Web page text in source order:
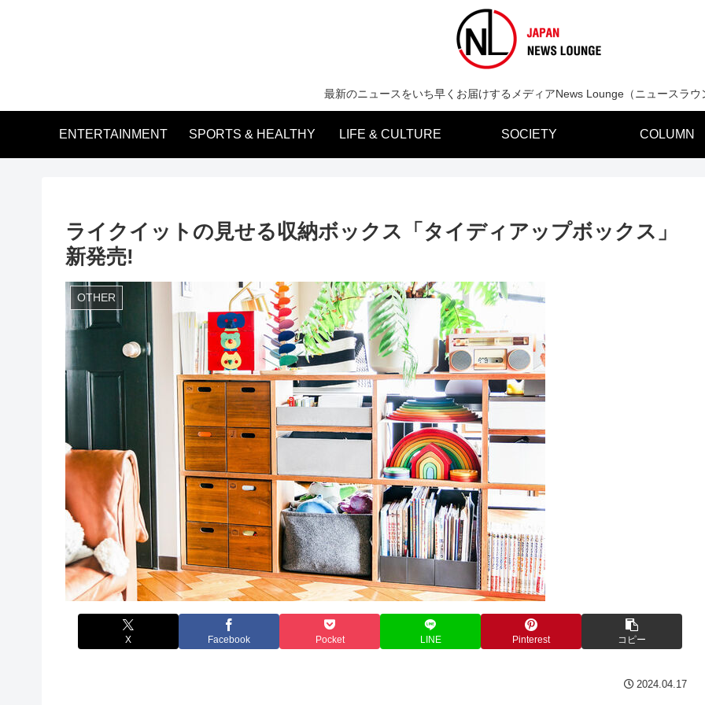
最新のニュースをいち早くお届けするメディアNews Lounge（ニュースラウ
ENTERTAINMENT SPORTS & HEALTHY LIFE & CULTURE SOCIETY COLUMN
ライクイットの見せる収納ボックス「タイディアップボックス」
新発売!
OTHER
X Facebook Pocket LINE Pinterest コピー
2024.04.17